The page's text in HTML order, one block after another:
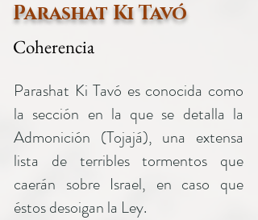
Parashat Ki Tavó es conocida como
la sección en la que se detalla la
Admonición (Tojajá), una extensa
lista de terribles tormentos que
caerán sobre Israel, en caso que
éstos desoigan la Ley.
Parashat Ki Tavó
Coherencia